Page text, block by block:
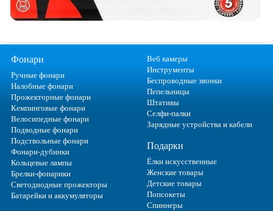
Фонари
Ручные фонари
Налобные фонари
Прожекторные фонари
Кемпинговые фонари
Велосипедные фонари
Подводные фонари
Подствольные фонари
Фонари-дубинки
Кольцевые лампы
Брелки-фонарики
Светодиодные прожекторы
Батарейки и аккумуляторы
Веб камеры
Инструменты
Беспроводные звонки
Пепельницы
Штативы
Селфи-палки
Зарядные устройства и кабели
Подарки
Ёлки искусственные
Женские товары
Детские товары
Попсокеты
Спиннеры